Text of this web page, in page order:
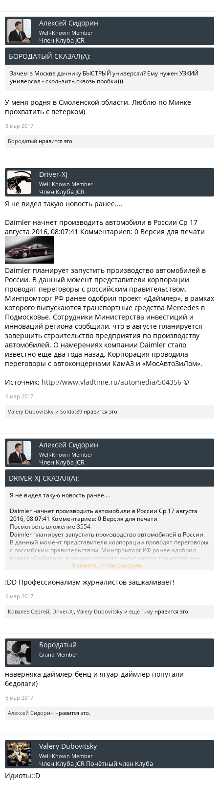
Алексей Сидорин
Well-Known Member
Член Клуба JCR
БОРОДАТЫЙ СКАЗАЛ(А):
Зачем в Москве дачнику БЫСТРЫЙ универсал? Ему нужен УЗКИЙ
универсал - скользить сквозь пробки)))
У меня родня в Смоленской области. Люблю по Минке
прохватить с ветерком)
3 мар 2017
Бородатый нравится это.
Driver-XJ
Well-Known Member
Член Клуба JCR
Я не видел такую новость ранее....
Daimler начнет производить автомобили в России Ср 17
августа 2016, 08:07:41 Комментариев: 0 Версия для печати
Daimler планирует запустить производство автомобилей в
России. В данный момент представители корпорации
проводят переговоры с российским правительством.
Минпромторг РФ ранее одобрил проект «Даймлер», в рамках
которого выпускаются транспортные средства Mercedes в
Подмосковье. Сотрудники Министерства инвестиций и
инноваций региона сообщили, что в августе планируется
завершить строительство предприятия по производству
автомобилей. О намерениях компании Daimler стало
известно еще два года назад. Корпорация проводила
переговоры с автоконцернами КамАЗ и «МосАвтоЗиЛом».
Источник: http://www.vladtime.ru/automedia/504356 ©
6 мар 2017
Valery Dubovitsky и Soldat89 нравится это.
Алексей Сидорин
Well-Known Member
Член Клуба JCR
DRIVER-XJ СКАЗАЛ(А):
Я не видел такую новость ранее....
Daimler начнет производить автомобили в России Ср 17 августа
2016, 08:07:41 Комментариев: 0 Версия для печати
Посмотреть вложение 3554
Daimler планирует запустить производство автомобилей в России.
В данный момент представители корпорации проводят переговоры
с российским правительством. Минпромторг РФ ранее одобрил
проект «Даймлер», в рамках которого выпускаются транспортные
средства Mercedes в Подмосковье. Сотрудники Министерства
планируется завершить строительство предприятия по
известно еще два года назад. Корпорация проводила переговоры с
Нажмите, чтобы раскрыть...
:DD Профессионализм журналистов зашкаливает!
6 мар 2017
Ковалев Сергей Driver-XJ Valery Dubovitsky и ещё 1-му нравится это.
Бородатый
Grand Member
наверняка даймлер-бенц и ягуар-даймлер попутали
бедолаги)
6 мар 2017
Алексей Сидорин нравится это.
Valery Dubovitsky
Well-Known Member
Член Клуба JCR Почётный член Клуба
Идиоты::D